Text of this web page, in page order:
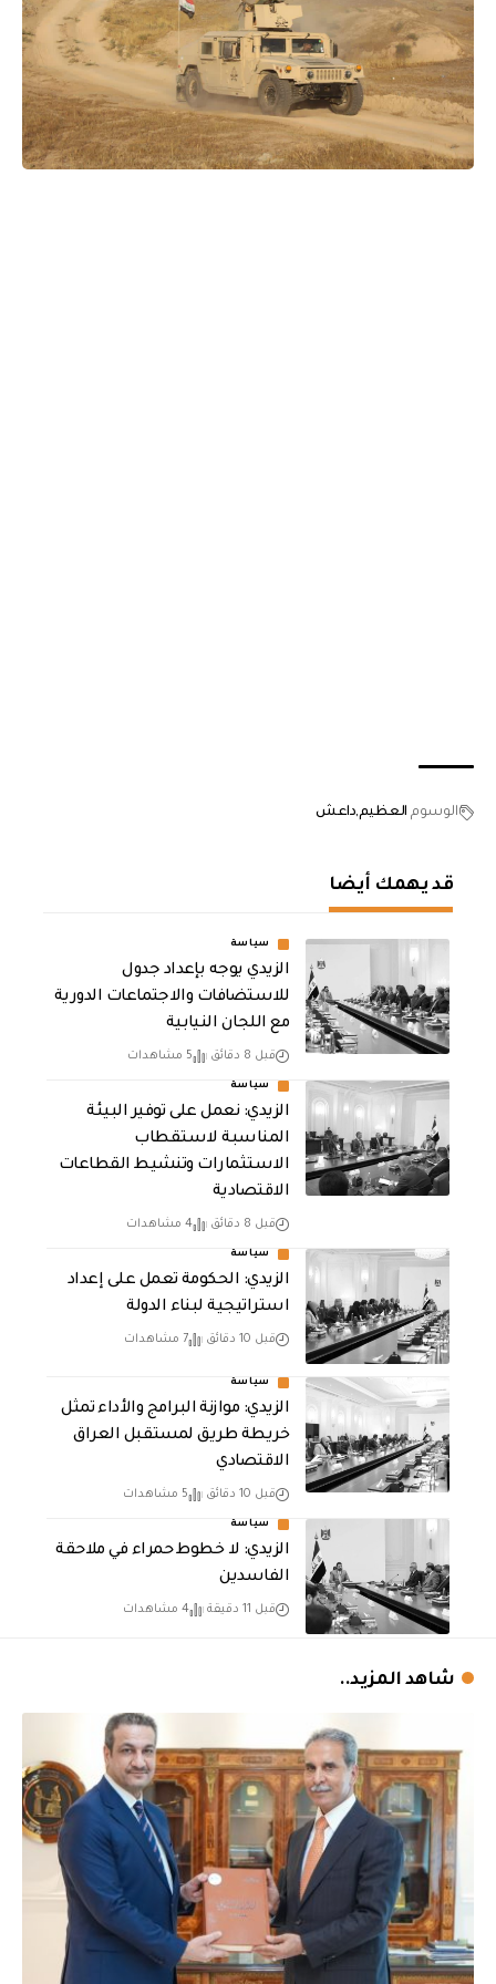
الوسوم العظيمداعش
قد يهمك أيضا
سياسة
الزيدي يوجه بإعداد جدول
للاستضافات والاجتماعات الدورية
مع اللجان النيابية
قبل 8 دقائق 5 مشاهدات
سياسة
الزيدي: نعمل على توفير البيئة
المناسبة لاستقطاب
الاستثمارات وتنشيط القطاعات
الاقتصادية
قبل 8 دقائق 4 مشاهدات
سياسة
الزيدي: الحكومة تعمل على إعداد
استراتيجية لبناء الدولة
قبل 10 دقائق 7 مشاهدات
سياسة
الزيدي: موازنة البرامج والأداء تمثل
خريطة طريق لمستقبل العراق
الاقتصادي
قبل 10 دقائق 5 مشاهدات
سياسة
الزيدي: لا خطوط حمراء في ملاحقة
الفاسدين
قبل 11 دقيقة 4 مشاهدات
شاهد المزيد..